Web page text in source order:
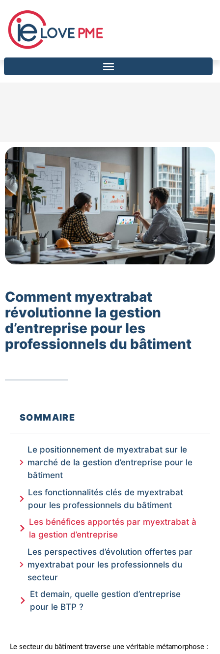
Comment myextrabat
révolutionne la gestion
d’entreprise pour les
professionnels du bâtiment
SOMMAIRE
Le positionnement de myextrabat sur le
marché de la gestion d’entreprise pour le
bâtiment
Les fonctionnalités clés de myextrabat
pour les professionnels du bâtiment
Les bénéfices apportés par myextrabat à
la gestion d’entreprise
Les perspectives d’évolution offertes par
myextrabat pour les professionnels du
secteur
Et demain, quelle gestion d’entreprise
pour le BTP ?
Le secteur du bâtiment traverse une véritable métamorphose :